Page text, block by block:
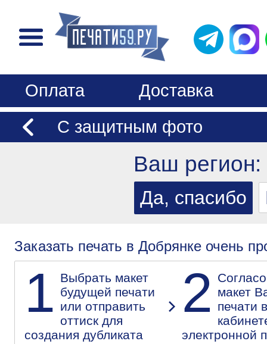
Оплата
Доставка
С защитным фото
Ваш регион:
Заказать печать в Добрянке очень
1 Выбрать макет
будущей печати
или отправить
оттиск для
создания дубликата
2
макет
печати
электронной